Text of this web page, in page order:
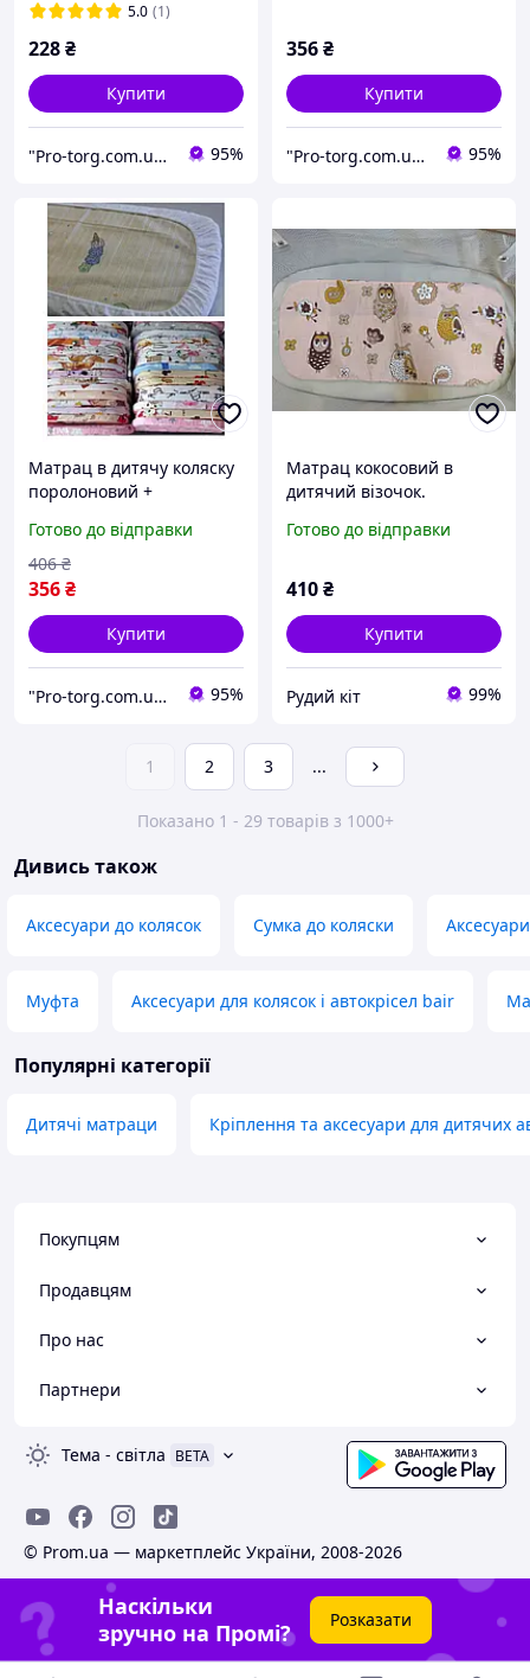
5.0 (1)
228₴
Купити
"Pro-torg.com.ua" - інтернет-магазин дитячих товарів та іграшок 95%
356₴
Купити
"Pro-torg.com.ua" - інтернет-магазин дитячих товарів та іграшок 95%
Матрац в дитячу коляску
поролоновий +
непромокаємий
Готово до відправки
356₴
406 ₴
Купити
"Pro-torg.com.ua" - інтернет-магазин дитячих товарів та іграшок 95%
Матрац кокосовий в
дитячий візочок.
Готово до відправки
410₴
Купити
Рудий кіт 99%
1 2 3 ...
Показано 1 - 29 товарів з 1000+
Дивись також
Аксесуари до колясок Сумка до коляски
Муфта Аксесуари для колясок і автокрісел bair
Популярні категорії
Дитячі матраци Кріплення та аксесуари для дитячих
Покупцям
Продавцям
Про нас
Партнери
Тема - світла BETA
© Prom.ua — маркетплейс України, 2008-2026
Наскільки
зручно на Промі?
Розказати